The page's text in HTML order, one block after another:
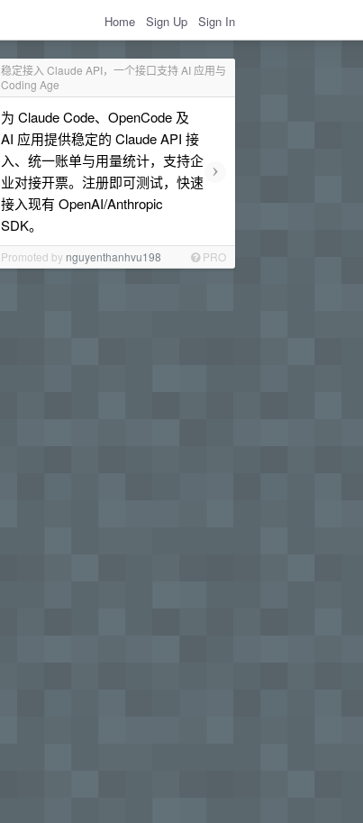
Home Sign Up Sign In
稳定接入 Claude API，一个接口支持 AI 应用与
Coding Age
为 Claude Code、OpenCode 及
AI 应用提供稳定的 Claude API 接
入、统一账单与用量统计，支持企
业对接开票。注册即可测试，快速
接入现有 OpenAI/Anthropic
SDK。
›
Promoted by nguyenthanhvu198 PRO